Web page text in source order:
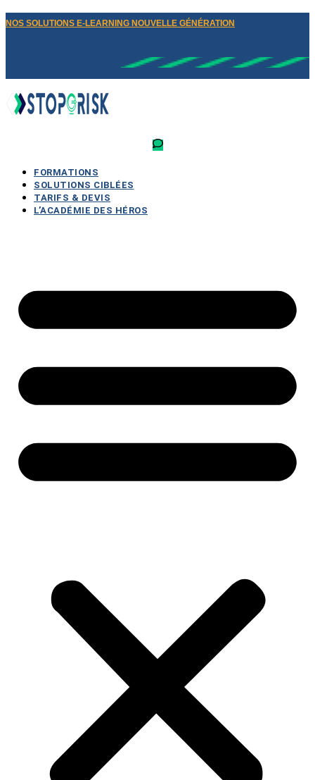
NOS SOLUTIONS E-LEARNING NOUVELLE GÉNÉRATION
FORMATIONS
SOLUTIONS CIBLÉES
TARIFS & DEVIS
L’ACADÉMIE DES HÉROS